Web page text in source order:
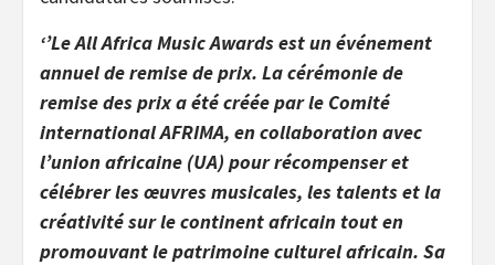
‘’Le All Africa Music Awards est un événement
annuel de remise de prix. La cérémonie de
remise des prix a été créée par le Comité
international AFRIMA, en collaboration avec
l’union africaine (UA) pour récompenser et
célébrer les œuvres musicales, les talents et la
créativité sur le continent africain tout en
promouvant le patrimoine culturel africain. Sa